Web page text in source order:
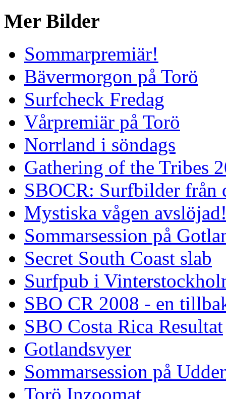
Mer Bilder
Sommarpremiär!
Bävermorgon på Torö
Surfcheck Fredag
Vårpremiär på Torö
Norrland i söndags
Gathering of the Tribes
SBOCR: Surfbilder från
Mystiska vågen
Sommarsession på
Secret South Coast slab
Surfpub i
SBO CR 2008 - en
SBO Costa Rica Resultat
Gotlandsvyer
Sommarsession på
Torö Inzoomat